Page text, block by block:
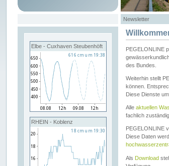
Newsletter
Elbe - Cuxhaven Steubenhöft
RHEIN - Koblenz
PEGELONLINE
des Bundes.
Weiterhin stellt
können.
Diese Dienste
Alle aktuellen
fachlich
PEGELONLINE
Diese Daten
Als Download